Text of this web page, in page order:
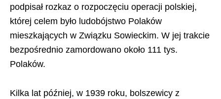
podpisał rozkaz o rozpoczęciu operacji polskiej,
której celem było ludobójstwo Polaków
mieszkających w Związku Sowieckim. W jej trakcie
bezpośrednio zamordowano około 111 tys.
Polaków.
Kilka lat później, w 1939 roku, bolszewicy z